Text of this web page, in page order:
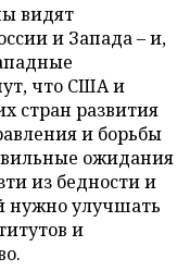
видят
и Запада – и,
что США и
стран развития
и борьбы
ожидания
из бедности и
нужно улучшать
и